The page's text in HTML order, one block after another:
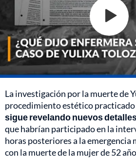
La investigación por la muerte de
procedimiento estético practicado
sigue revelando nuevos
que habrían participado en la
horas posteriores a la emergencia
con la muerte de la mujer de 52